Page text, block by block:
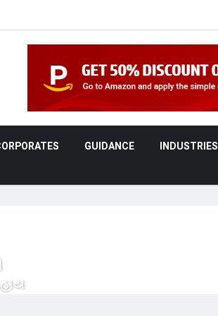
GUIDANCE INDUSTRIES